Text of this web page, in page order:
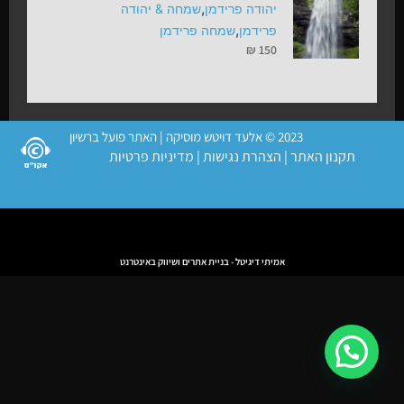
יהודה פרידמן,שמחה & יהודה
פרידמן,שמחה פרידמן
₪ 150
2023 © אלעד דויטש מוסיקה | האתר פועל ברשיון
תקנון האתר| הצהרת נגישות| מדיניות פרטיות
אמיתי דיגיטל - בניית אתרים ושיווק באינטרנט